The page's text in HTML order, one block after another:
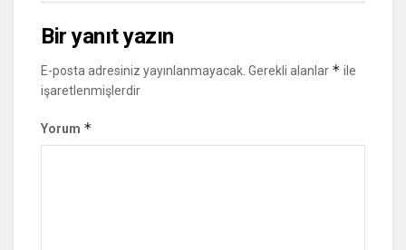
Bir yanıt yazın
E-posta adresiniz yayınlanmayacak. Gerekli alanlar * ile
işaretlenmişlerdir
Yorum *